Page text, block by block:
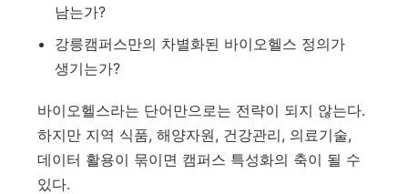
남는가?
강릉캠퍼스만의 차별화된 바이오헬스 정의가
생기는가?
바이오헬스라는 단어만으로는 전략이 되지 않는다.
하지만 지역 식품, 해양자원, 건강관리, 의료기술,
데이터 활용이 묶이면 캠퍼스 특성화의 축이 될 수
있다.